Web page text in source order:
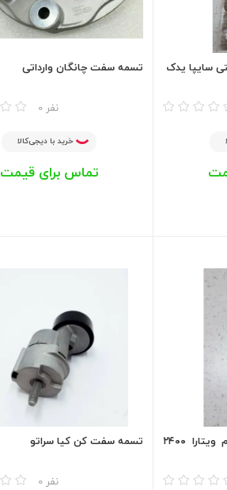
تسمه سفت چانگان وارداتی
0 نفر
خرید با دیجی‌کالا
تماس برای قیمت
تسمه سفت کن کامل دینام ویتارا ۲۴۰۰
تسمه سفت کن کیا سراتو
0 نفر